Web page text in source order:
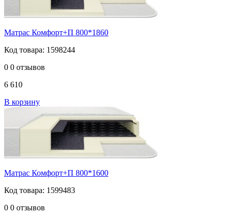
Матрас Комфорт+П 800*1860
Код товара: 1598244
0 0 отзывов
6 610
В корзину
Матрас Комфорт+П 800*1600
Код товара: 1599483
0 0 отзывов